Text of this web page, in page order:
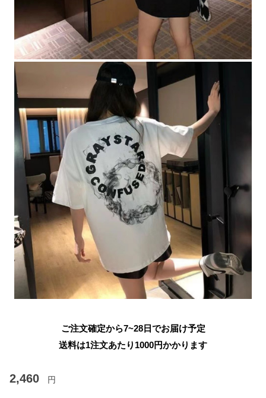
ご注文確定から7~28日でお届け予定
送料は1注文あたり 1000円かかります
2,460 円